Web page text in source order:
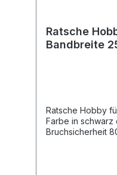
Ratsche
Bandbreite
Ratsche Hobby
Farbe in schwarz
Bruchsicherheit